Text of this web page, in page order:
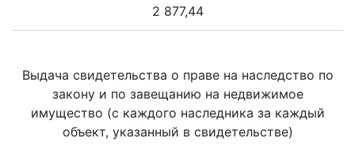
2 877,44
Выдача свидетельства о праве на наследство по
закону и по завещанию на недвижимое
имущество (с каждого наследника за каждый
объект, указанный в свидетельстве)